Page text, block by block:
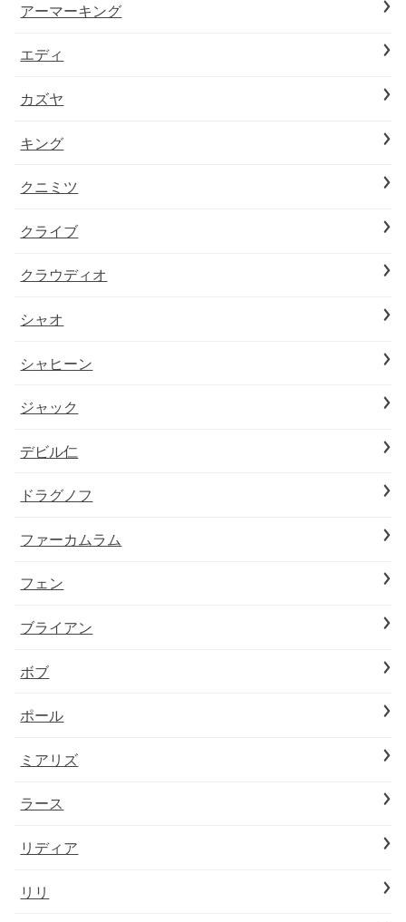
アーマーキング
エディ
カズヤ
キング
クニミツ
クライブ
クラウディオ
シャオ
シャヒーン
ジャック
デビル仁
ドラグノフ
ファーカムラム
フェン
ブライアン
ボブ
ポール
ミアリズ
ラース
リディア
リリ